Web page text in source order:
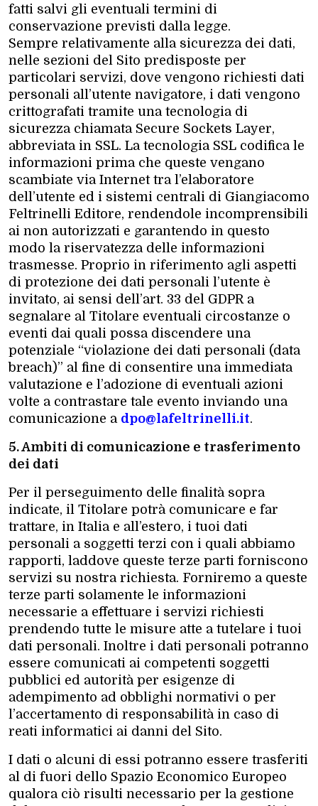
fatti salvi gli eventuali termini di
conservazione previsti dalla legge.
Sempre relativamente alla sicurezza dei dati,
nelle sezioni del Sito predisposte per
particolari servizi, dove vengono richiesti dati
personali all’utente navigatore, i dati vengono
crittografati tramite una tecnologia di
sicurezza chiamata Secure Sockets Layer,
abbreviata in SSL. La tecnologia SSL codifica le
informazioni prima che queste vengano
scambiate via Internet tra l’elaboratore
dell’utente ed i sistemi centrali di Giangiacomo
Feltrinelli Editore, rendendole incomprensibili
ai non autorizzati e garantendo in questo
modo la riservatezza delle informazioni
trasmesse. Proprio in riferimento agli aspetti
di protezione dei dati personali l’utente è
invitato, ai sensi dell’art. 33 del GDPR a
segnalare al Titolare eventuali circostanze o
eventi dai quali possa discendere una
potenziale “violazione dei dati personali (data
breach)” al fine di consentire una immediata
valutazione e l’adozione di eventuali azioni
volte a contrastare tale evento inviando una
comunicazione a dpo@lafeltrinelli.it.
5. Ambiti di comunicazione e trasferimento
dei dati
Per il perseguimento delle finalità sopra
indicate, il Titolare potrà comunicare e far
trattare, in Italia e all’estero, i tuoi dati
personali a soggetti terzi con i quali abbiamo
rapporti, laddove queste terze parti forniscono
servizi su nostra richiesta. Forniremo a queste
terze parti solamente le informazioni
necessarie a effettuare i servizi richiesti
prendendo tutte le misure atte a tutelare i tuoi
dati personali. Inoltre i dati personali potranno
essere comunicati ai competenti soggetti
pubblici ed autorità per esigenze di
adempimento ad obblighi normativi o per
l’accertamento di responsabilità in caso di
reati informatici ai danni del Sito.
I dati o alcuni di essi potranno essere trasferiti
al di fuori dello Spazio Economico Europeo
qualora ciò risulti necessario per la gestione